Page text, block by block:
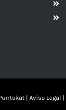
| Aviso Legal |